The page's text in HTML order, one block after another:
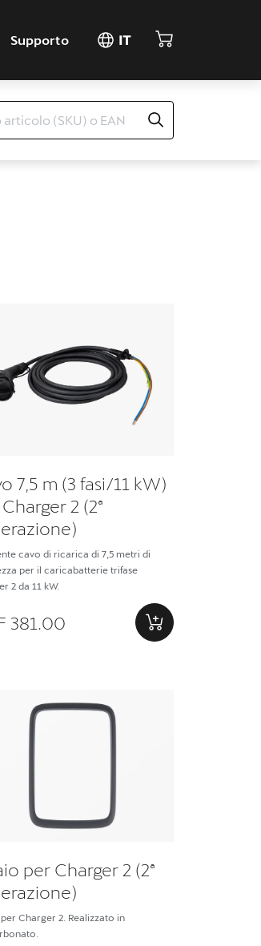
Supporto IT
7,5 m (3 fasi/11 kW)
2 (2ª
cavo di ricarica di 7,5 metri di
per il caricabatterie trifase
2 da 11 kW.
381.00
per Charger 2 (2ª
Charger 2. Realizzato in